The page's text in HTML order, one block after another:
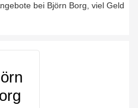
bei Björn Borg, viel Geld